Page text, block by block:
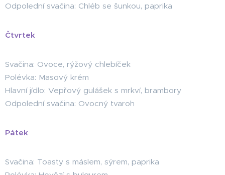
Odpolední svačina: Chléb se šunkou, paprika
Čtvrtek
Svačina: Ovoce, rýžový chlebíček
Polévka: Masový krém
Hlavní jídlo: Vepřový gulášek s mrkví, brambory
Odpolední svačina: Ovocný tvaroh
Pátek
Svačina: Toasty s máslem, sýrem, paprika